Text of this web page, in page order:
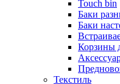
Touch bin
Баки
Баки
Корзины
Текстиль